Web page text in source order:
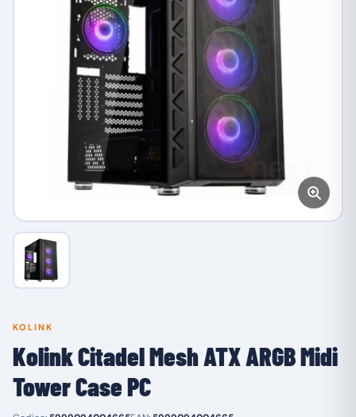
KOLINK
Kolink Citadel Mesh ATX ARGB Midi
Tower Case PC